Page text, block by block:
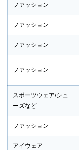
ファッション
ファッション
ファッション
ファッション
スポーツウェア/シュ
ーズなど
ファッション
アイウェア